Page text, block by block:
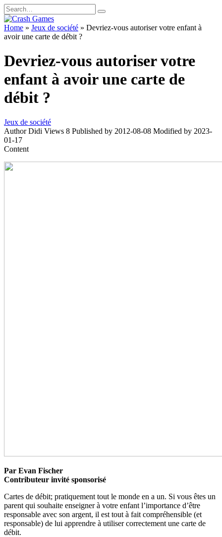
Skip
to
content
Search
for:
Home » Jeux de société » Devriez-vous autoriser votre enfant à
avoir une carte de débit ?
Devriez-vous autoriser votre
enfant à avoir une carte de
débit ?
Jeux de société
Author Didi Views 8 Published by 2012-08-08 Modified by 2023-
01-17
Content
Par Evan Fischer
Contributeur invité sponsorisé
Cartes de débit; pratiquement tout le monde en a un. Si vous êtes un
parent qui souhaite enseigner à votre enfant l’importance d’être
responsable avec son argent, il est tout à fait compréhensible (et
responsable) de lui apprendre à utiliser correctement une carte de
débit.